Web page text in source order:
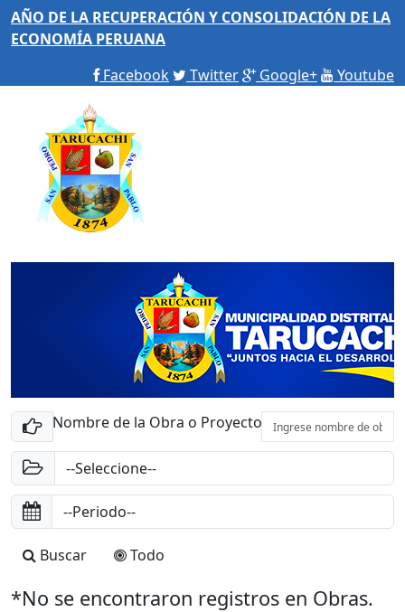
AÑO DE LA RECUPERACIÓN Y CONSOLIDACIÓN DE LA
ECONOMÍA PERUANA
Facebook
Twitter Google+ Youtube
Nombre de la Obra o Proyecto
Buscar Todo
*No se encontraron registros en Obras.